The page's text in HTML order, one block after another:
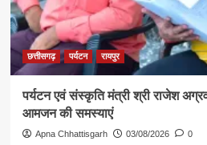
गजेंद्र
यादव
ने
की
छत्तीसगढ़ पर्यटन रायपुर
पर्यटन एवं संस्कृति मंत्री श्री राजेश
आमजन की समस्याएं
Apna Chhattisgarh 03/08/2026 0